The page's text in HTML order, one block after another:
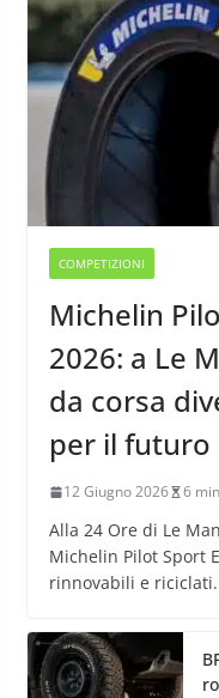
COMPETIZIONI
Michelin
2026: a Le
da corsa
per il futuro
12 Giugno 2026 6
Alla 24 Ore di Le
Michelin Pilot Sport
rinnovabili e riciclati.